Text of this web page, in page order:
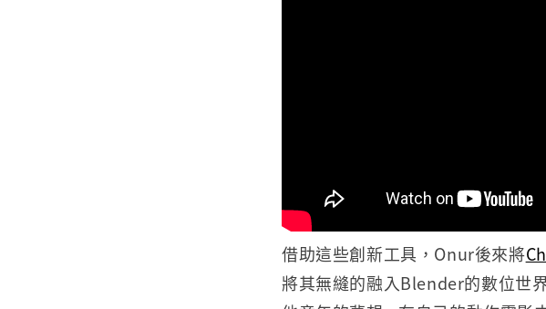
借助這些創新工具，Onur後來將
將其無縫的融入Blender的數位世